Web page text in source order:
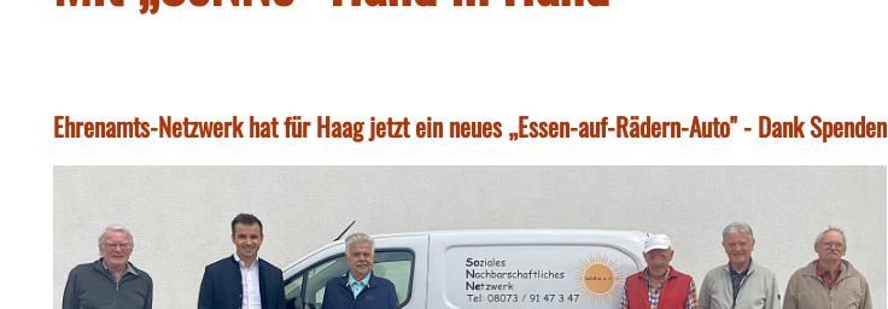
Ehrenamts-Netzwerk hat für Haag jetzt ein neues „Essen-auf-Rädern-Auto" - Dank Spenden